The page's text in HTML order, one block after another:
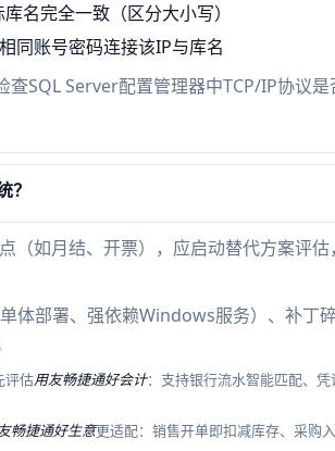
名完全一致（区分大小写）
同账号密码连接该IP与库名
查SQL Server配置管理器中TCP/IP协议
？
（如月结、开票），应启动替代方案评估
体部署、强依赖Windows服务）、补丁
评估用友畅捷通好会计：支持银行流水智能匹配、
畅捷通好生意更适配：销售开单即扣减库存、采购